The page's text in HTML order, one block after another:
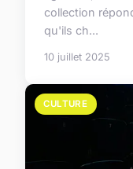
collection
qu'ils ch...
10 juillet 2025
CULTURE